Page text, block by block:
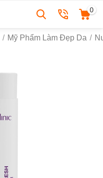
0
/ Mỹ Phẩm Làm Đẹp Da /